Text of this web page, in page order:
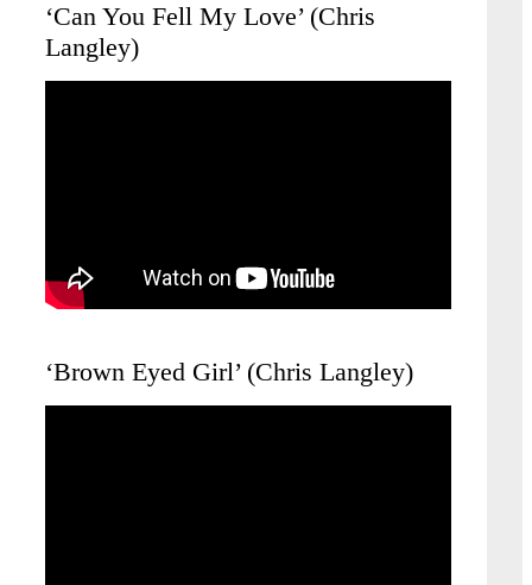
‘Can You Fell My Love’ (Chris
Langley)
‘Brown Eyed Girl’ (Chris Langley)